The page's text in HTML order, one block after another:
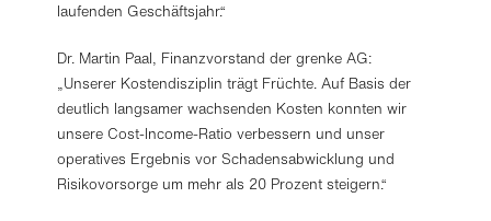
laufenden Geschäftsjahr.“
Dr. Martin Paal, Finanzvorstand der grenke AG:
„Unserer Kostendisziplin trägt Früchte. Auf Basis der
deutlich langsamer wachsenden Kosten konnten wir
unsere Cost-Income-Ratio verbessern und unser
operatives Ergebnis vor Schadensabwicklung und
Risikovorsorge um mehr als 20 Prozent steigern.“